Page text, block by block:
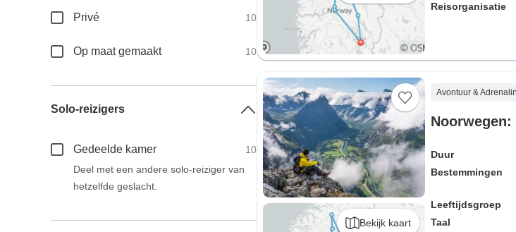
Reisorganisatie
Bekijk kaart
Avontuur &
Duur
Bestemmingen
Leeftijdsgroep
Taal
Privé 10
Op maat gemaakt 10
Solo-reizigers
Gedeelde kamer
10
Deel met een andere solo-reiziger van
hetzelfde geslacht.